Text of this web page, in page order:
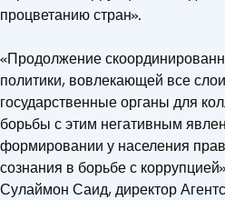
процветанию стран».
«Продолжение
политики, вовлекающей все
государственные органы для
борьбы с этим негативным
формировании у населения
сознания в борьбе с
Сулаймон Саид, директор